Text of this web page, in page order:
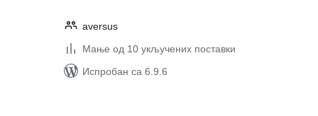
aversus
Мање од 10 укључених поставки
Испробан са 6.9.6